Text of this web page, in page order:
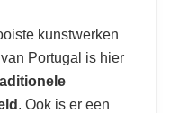
kunstwerken
Portugal is hier
. Ook is er een